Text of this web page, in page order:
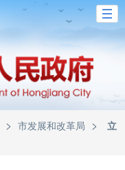
> 市发展和改革局 >
立